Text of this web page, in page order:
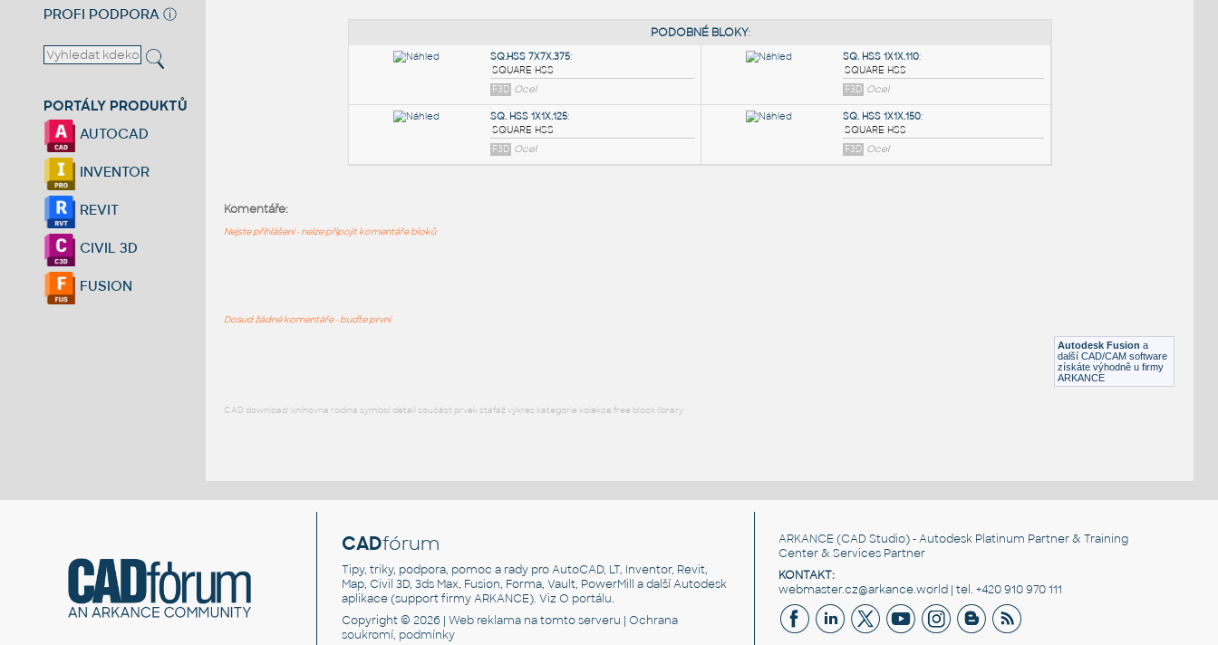
PROFI PODPORA ⓘ
PORTÁLY PRODUKTŮ
AUTOCAD
INVENTOR
REVIT
CIVIL 3D
FUSION
Autodesk Fusion a
další CAD/CAM software
získáte výhodně u firmy
ARKANCE
Komentáře:
Nejste přihlášeni - nelze připojit komentáře bloků
Dosud žádné komentáře - buďte první
CAD download: knihovna rodina symbol detail součást prvek stafáž výkres kategorie kolekce free block library
CADfórum
Tipy, triky, podpora, pomoc a rady pro AutoCAD, LT, Inventor, Revit,
Map, Civil 3D, 3ds Max, Fusion, Forma, Vault, PowerMill a další Autodesk
aplikace (support firmy ARKANCE). VizO portálu.
Copyright © 2026 |Web reklama na tomto serveru |Ochrana
soukromí, podmínky
ARKANCE (CAD Studio) - Autodesk Platinum Partner & Training
Center & Services Partner
KONTAKT:
webmaster.cz@arkance.world | tel. +420 910 970 111